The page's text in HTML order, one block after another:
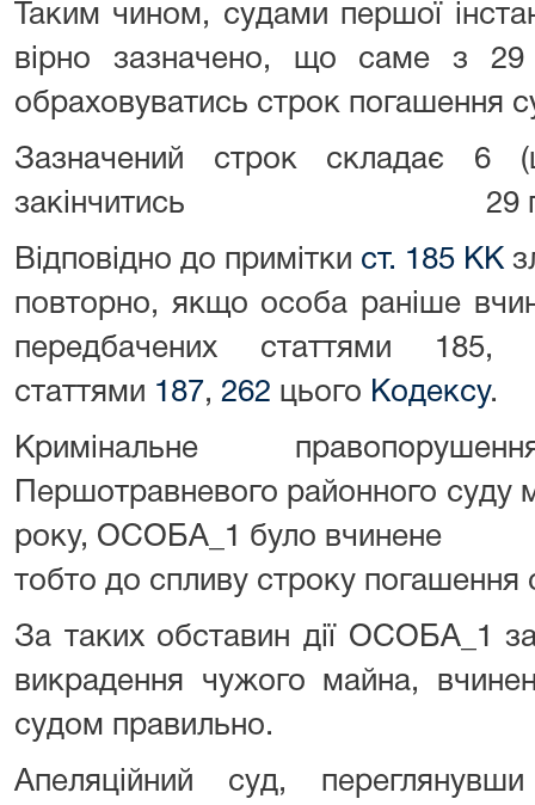
Таким чином, судами першої
вірно зазначено, що саме з
обраховуватись строк погашення
Зазначений строк складає 6
закінчитись 29
Відповідно до примітки ст. 185 КК
повторно, якщо особа раніше
передбачених статтями
статтями 187, 262 цього Кодексу.
Кримінальне
Першотравневого районного суду
року, ОСОБА_1 було
тобто до спливу строку погашення
За таких обставин дії ОСОБА_1
викрадення чужого майна,
судом правильно.
Апеляційний суд,